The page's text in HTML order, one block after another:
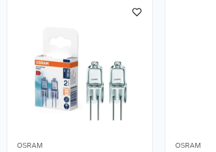
OSRAM OSRAM